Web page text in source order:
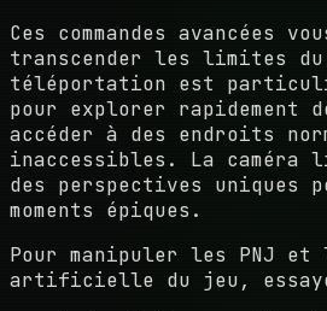
Ces commandes avancées
transcender les limites
téléportation est
pour explorer rapidement
accéder à des endroits
inaccessibles. La
des perspectives uniques
moments épiques.
Pour manipuler les PNJ
artificielle du jeu,